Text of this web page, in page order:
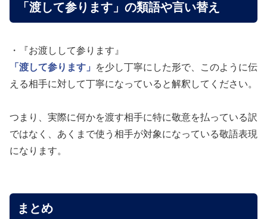
「渡して参ります」の類語や言い替え
・『お渡しして参ります』
「渡して参ります」
を少し丁寧にした形で、このように伝
える相手に対して丁寧になっていると解釈してください。
つまり、実際に何かを渡す相手に特に敬意を払っている訳
ではなく、あくまで使う相手が対象になっている敬語表現
になります。
まとめ